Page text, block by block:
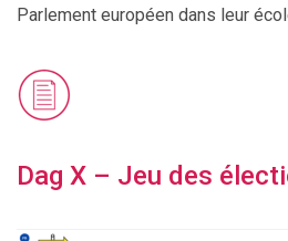
Parlement européen dans leur
Dag X – Jeu des